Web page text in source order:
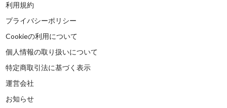
利用規約
プライバシーポリシー
Cookieの利用について
個人情報の取り扱いについて
特定商取引法に基づく表示
運営会社
お知らせ